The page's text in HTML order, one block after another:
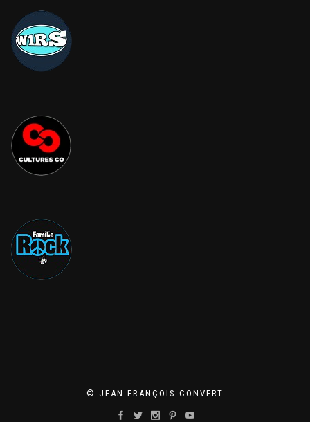
© JEAN-FRANÇOIS CONVERT